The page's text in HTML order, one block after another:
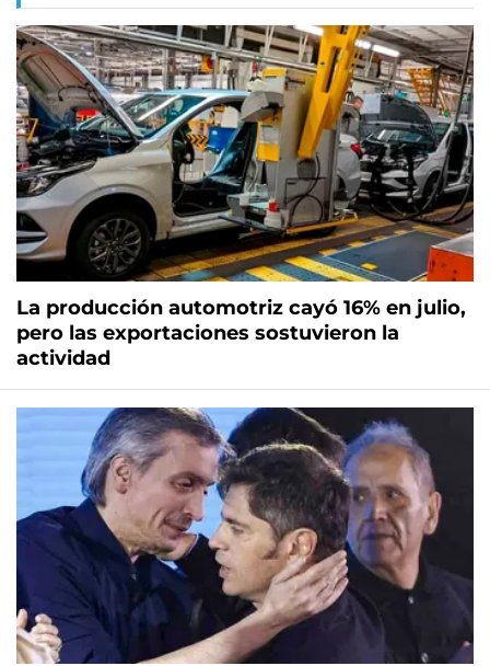
La producción automotriz cayó 16% en julio,
pero las exportaciones sostuvieron la
actividad